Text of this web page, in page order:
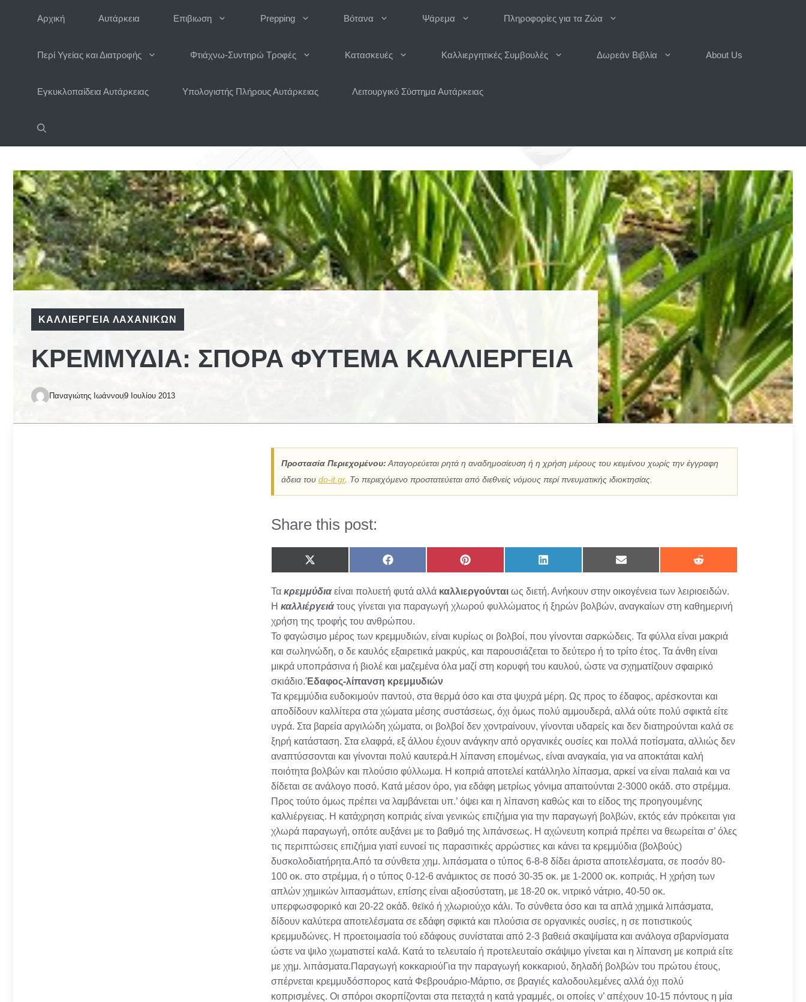
Αρχική Αυτάρκεια Επιβιωση Prepping Βότανα Ψάρεμα Πληροφορίες για τα Ζώα
Περί Υγείας και Διατροφής Φτιάχνω-Συντηρώ Τροφές Κατασκευές Καλλιεργητικές Συμβουλές Δωρεάν Βιβλία About Us
Εγκυκλοπαίδεια Αυτάρκειας Υπολογιστής Πλήρους Αυτάρκειας Λειτουργικό Σύστημα Αυτάρκειας
ΚΑΛΛΙΈΡΓΕΙΑ ΛΑΧΑΝΙΚΏΝ
ΚΡΕΜΜΎΔΙΑ: ΣΠΟΡΆ ΦΎΤΕΜΑ ΚΑΛΛΙΈΡΓΕΙΑ
Παναγιώτης Ιωάννου9 Ιουλίου 2013
Προστασία Περιεχομένου: Απαγορεύεται ρητά η αναδημοσίευση ή η χρήση μέρους του κειμένου χωρίς την έγγραφη
άδεια του do-it.gr. Το περιεχόμενο προστατεύεται από διεθνείς νόμους περί πνευματικής ιδιοκτησίας.
Share this post:
Share
on
(Twitter)
Share
on
Share
on
Share
on
Share
on
Share
on
Τα κρεμμύδιαείναι πολυετή φυτά αλλά καλλιεργούνται ως διετή. Ανήκουν στην οικογένεια των λειριοειδών.
Η καλλιέργειάτους γίνεται για παραγωγή χλωρού φυλλώματος ή ξηρών βολβών, αναγκαίων στη καθημερινή
χρήση της τροφής του ανθρώπου.
Το φαγώσιμο μέρος των κρεμμυδιών, είναι κυρίως οι βολβοί, που γίνονται σαρκώδεις. Τα φύλλα είναι μακριά
και σωληνώδη, ο δε καυλός εξαιρετικά μακρύς, και παρουσιάζεται το δεύτερο ή το τρίτο έτος. Τα άνθη είναι
μικρά υποπράσινα ή βιολέ και μαζεμένα όλα μαζί στη κορυφή του καυλού, ώστε να σχηματίζουν σφαιρικό
σκιάδιο.Έδαφος-λίπανση κρεμμυδιών
Τα κρεμμύδια ευδοκιμούν παντού, στα θερμά όσο και στα ψυχρά μέρη. Ως προς το έδαφος, αρέσκονται και
αποδίδουν καλλίτερα στα χώματα μέσης συστάσεως, όχι όμως πολύ αμμουδερά, αλλά ούτε πολύ σφικτά είτε
υγρά. Στα βαρεία αργιλώδη χώματα, οι βολβοί δεν χοντραίνουν, γίνονται υδαρείς και δεν διατηρούνται καλά σε
ξηρή κατάσταση. Στα ελαφρά, εξ άλλου έχουν ανάγκην από οργανικές ουσίες και πολλά ποτίσματα, αλλιώς δεν
αναπτύσσονται και γίνονται πολύ καυτερά.Η λίπανση επομένως, είναι αναγκαία, για να αποκτάται καλή
ποιότητα βολβών και πλούσιο φύλλωμα. Η κοπριά αποτελεί κατάλληλο λίπασμα, αρκεί να είναι παλαιά και να
δίδεται σε ανάλογο ποσό. Κατά μέσον όρο, για εδάφη μετρίως γόνιμα απαιτούνται 2-3000 οκάδ. στο στρέμμα.
Προς τούτο όμως πρέπει να λαμβάνεται υπ.’ όψει και η λίπανση καθώς και το είδος της προηγουμένης
καλλιέργειας. Η κατάχρηση κοπριάς είναι γενικώς επιζήμια για την παραγωγή βολβών, εκτός εάν πρόκειται για
χλωρά παραγωγή, οπότε αυξάνει με το βαθμό της λιπάνσεως. Η αχώνευτη κοπριά πρέπει να θεωρείται σ’ όλες
τις περιπτώσεις επιζήμια γιατί ευνοεί τις παρασιτικές αρρώστιες και κάνει τα κρεμμύδια (βολβούς)
δυσκολοδιατήρητα.Από τα σύνθετα χημ. λιπάσματα ο τύπος 6-8-8 δίδει άριστα αποτελέσματα, σε ποσόν 80-
100 οκ. στο στρέμμα, ή ο τύπος 0-12-6 ανάμικτος σε ποσό 30-35 οκ. με 1-2000 οκ. κοπριάς. Η χρήση των
απλών χημικών λιπασμάτων, επίσης είναι αξιοσύστατη, με 18-20 οκ. νιτρικό νάτριο, 40-50 οκ.
υπερφωσφορικό και 20-22 οκάδ. θεϊκό ή χλωριούχο κάλι. Το σύνθετα όσο και τα απλά χημικά λιπάσματα,
δίδουν καλύτερα αποτελέσματα σε εδάφη σφικτά και πλούσια σε οργανικές ουσίες, η σε ποτιστικούς
κρεμμυδώνες. Η προετοιμασία τού εδάφους συνίσταται από 2-3 βαθειά σκαψίματα και ανάλογα σβαρνίσματα
ώστε να ψιλο χωματιστεί καλά. Κατά το τελευταίο ή προτελευταίο σκάψιμο γίνεται και η λίπανση με κοπριά είτε
με χημ. λιπάσματα.Παραγωγή κοκκαριούΓια την παραγωγή κοκκαριού, δηλαδή βολβών του πρώτου έτους,
σπέρνεται κρεμμυδόσπορος κατά Φεβρουάριο-Μάρτιο, σε βραγιές καλοδουλεμένες αλλά όχι πολύ
κοπρισμένες. Οι σπόροι σκορπίζονται στα πεταχτά η κατά γραμμές, οι οποίες ν’ απέχουν 10-15 πόντους η μία